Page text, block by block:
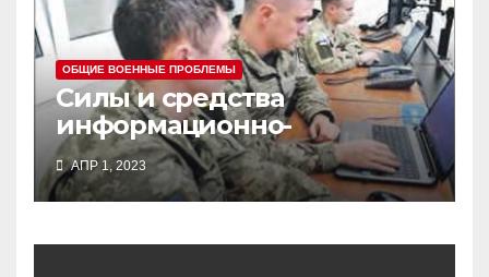
ОБЩИЕ ВОЕННЫЕ ПРОБЛЕМЫ
Силы и средства
информационно-
психологических
операций вооруженных
сил Украины
АПР 1, 2023